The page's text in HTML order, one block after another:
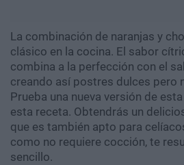
La combinación de naranjas y
clásico en la cocina. El sabor
combina a la perfección con el
creando así postres dulces pero
Prueba una nueva versión de
esta receta. Obtendrás un
que es también apto para
como no requiere cocción, te
sencillo.